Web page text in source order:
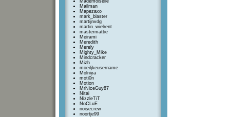
Mademoiselle
Mailman
Mapezaxo
mark_blaster
martijnvdg
martin_wielrent
mastermattie
Meirami
Meredith
Merely
Mighty_Mike
Mindcracker
Mizh
moeiljkeusername
Molniya
moti0n
Motion
MrNiceGuy87
Nitai
NizzleTiT
NoCLuE
noisecrew
noortje99